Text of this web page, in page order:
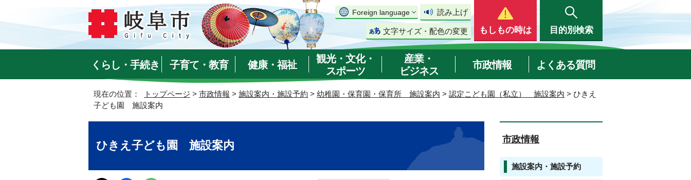
Foreign language 読み上げ
文字サイズ・配色の変更 もしもの時は 目的別検索
くらし・手続き 子育て・教育 健康・福祉
観光・文化・
スポーツ
産業・
ビジネス
市政情報 よくある質問
現在の位置： トップページ > 市政情報 > 施設案内・施設予約 > 幼稚園・保育園・保育所 施設案内 > 認定こども園（私立） 施設案内 > ひきえ
子ども園 施設案内
ひきえ子ども園 施設案内 市政情報
施設案内・施設予約